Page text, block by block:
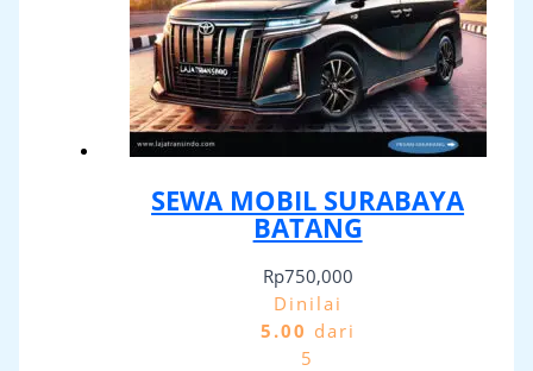
SEWA MOBIL SURABAYA
BATANG
Rp750,000
Dinilai
5.00 dari
5